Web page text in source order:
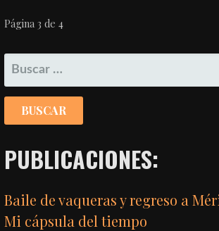
NAVEGACIÓN
POR
ENTRADA
Página 3 de 4
BUSCAR:
PUBLICACIONES:
Baile de vaqueras y regreso a
Mi cápsula del tiempo